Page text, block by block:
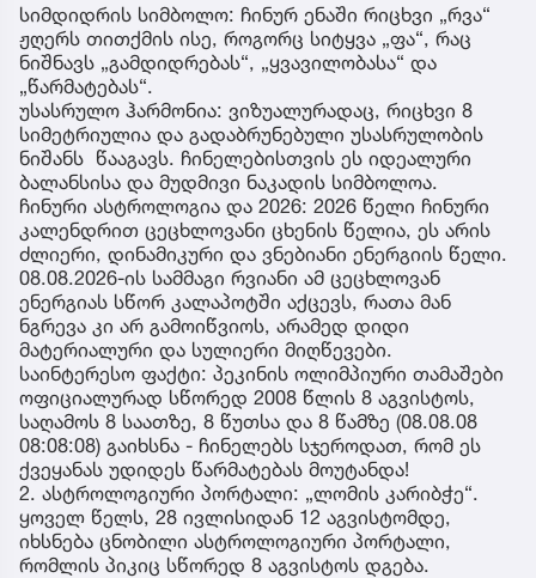
სიმდიდრის სიმბოლო: ჩინურ ენაში რიცხვი „რვა“
ჟღერს თითქმის ისე, როგორც სიტყვა „ფა“, რაც
ნიშნავს „გამდიდრებას“, „ყვავილობასა“ და
„წარმატებას“.
უსასრულო ჰარმონია: ვიზუალურადაც, რიცხვი 8
სიმეტრიულია და გადაბრუნებული უსასრულობის
ნიშანს წააგავს. ჩინელებისთვის ეს იდეალური
ბალანსისა და მუდმივი ნაკადის სიმბოლოა.
ჩინური ასტროლოგია და 2026: 2026 წელი ჩინური
კალენდრით ცეცხლოვანი ცხენის წელია, ეს არის
ძლიერი, დინამიკური და ვნებიანი ენერგიის წელი.
08.08.2026-ის სამმაგი რვიანი ამ ცეცხლოვან
ენერგიას სწორ კალაპოტში აქცევს, რათა მან
ნგრევა კი არ გამოიწვიოს, არამედ დიდი
მატერიალური და სულიერი მიღწევები.
საინტერესო ფაქტი: პეკინის ოლიმპიური თამაშები
ოფიციალურად სწორედ 2008 წლის 8 აგვისტოს,
საღამოს 8 საათზე, 8 წუთსა და 8 წამზე (08.08.08
08:08:08) გაიხსნა - ჩინელებს სჯეროდათ, რომ ეს
ქვეყანას უდიდეს წარმატებას მოუტანდა!
2. ასტროლოგიური პორტალი: „ლომის კარიბჭე“.
ყოველ წელს, 28 ივლისიდან 12 აგვისტომდე,
იხსნება ცნობილი ასტროლოგიური პორტალი,
რომლის პიკიც სწორედ 8 აგვისტოს დგება.